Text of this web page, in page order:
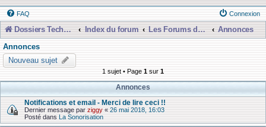
FAQ Connexion
Dossiers Techniques Index du forum Les Forums de Discussions
Annonces
Annonces
Nouveau sujet
1 sujet • Page 1 sur 1
Annonces
Notifications et email - Merci de lire ceci !!
Dernier message par ziggy « 26 mai 2018, 16:03
Posté dans La Sonorisation